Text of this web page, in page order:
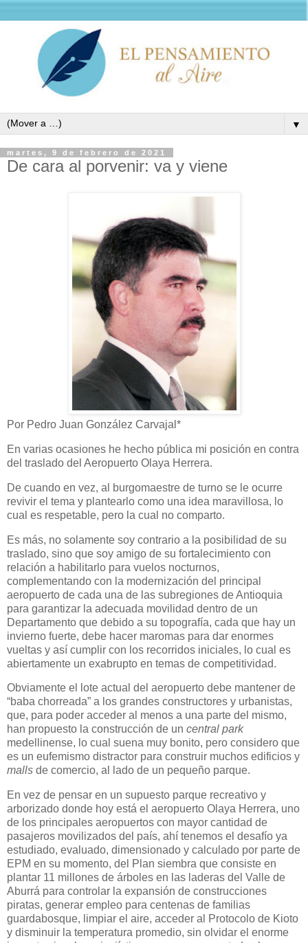
▼
martes, 9 de febrero de 2021
De cara al porvenir: va y viene
Por Pedro Juan González Carvajal*
En varias ocasiones he hecho pública mi posición en contra
del traslado del Aeropuerto Olaya Herrera.
De cuando en vez, al burgomaestre de turno se le ocurre
revivir el tema y plantearlo como una idea maravillosa, lo
cual es respetable, pero la cual no comparto.
Es más, no solamente soy contrario a la posibilidad de su
traslado, sino que soy amigo de su fortalecimiento con
relación a habilitarlo para vuelos nocturnos,
complementando con la modernización del principal
aeropuerto de cada una de las subregiones de Antioquia
para garantizar la adecuada movilidad dentro de un
Departamento que debido a su topografía, cada que hay un
invierno fuerte, debe hacer maromas para dar enormes
vueltas y así cumplir con los recorridos iniciales, lo cual es
abiertamente un exabrupto en temas de competitividad.
Obviamente el lote actual del aeropuerto debe mantener de
“baba chorreada” a los grandes constructores y urbanistas,
que, para poder acceder al menos a una parte del mismo,
han propuesto la construcción de un central park
medellinense, lo cual suena muy bonito, pero considero que
es un eufemismo distractor para construir muchos edificios y
malls de comercio, al lado de un pequeño parque.
En vez de pensar en un supuesto parque recreativo y
arborizado donde hoy está el aeropuerto Olaya Herrera, uno
de los principales aeropuertos con mayor cantidad de
pasajeros movilizados del país, ahí tenemos el desafío ya
estudiado, evaluado, dimensionado y calculado por parte de
EPM en su momento, del Plan siembra que consiste en
plantar 11 millones de árboles en las laderas del Valle de
Aburrá para controlar la expansión de construcciones
piratas, generar empleo para centenas de familias
guardabosque, limpiar el aire, acceder al Protocolo de Kioto
y disminuir la temperatura promedio, sin olvidar el enorme